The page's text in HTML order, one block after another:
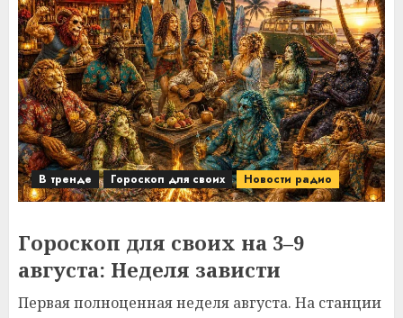
В тренде Гороскоп для своих Новости радио
Гороскоп для своих на 3–9
августа: Неделя зависти
Первая полноценная неделя августа. На станции